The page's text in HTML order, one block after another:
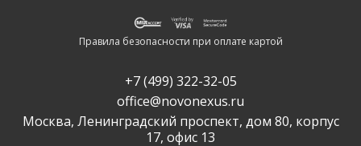
Правила безопасности при оплате картой
+7 (499) 322-32-05
office@novonexus.ru
Москва, Ленинградский проспект, дом 80, корпус
17, офис 13